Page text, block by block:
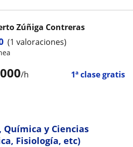
/h 1ª clase gratis
Zúñiga Contreras
(1 valoraciones)
Química y Ciencias
Fisiología, etc)